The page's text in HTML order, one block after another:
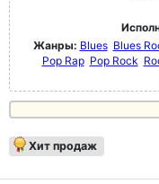
Жанры: Blues Blues
Pop Rap Pop Rock
Хит продаж